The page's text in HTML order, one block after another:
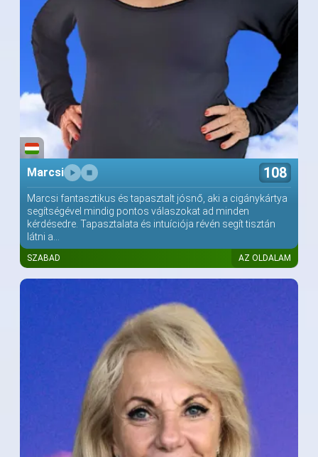
Marcsi 108
Marcsi fantasztikus és tapasztalt jósnő, aki a cigánykártya
segítségével mindig pontos válaszokat ad minden
kérdésedre. Tapasztalata és intuíciója révén segít tisztán
látni a...
SZABAD AZ OLDALAM